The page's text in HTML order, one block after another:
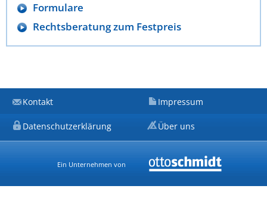
Formulare
Rechtsberatung zum Festpreis
Kontakt Impressum
Datenschutzerklärung Über uns
Ein Unternehmen von